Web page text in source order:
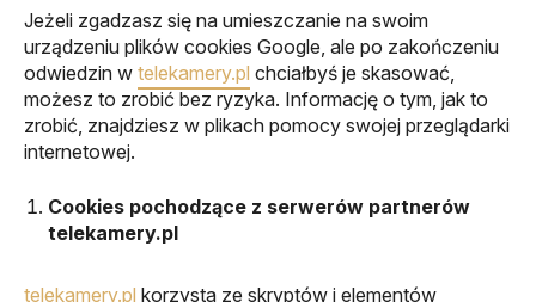
Jeżeli zgadzasz się na umieszczanie na swoim
urządzeniu plików cookies Google, ale po zakończeniu
odwiedzin w telekamery.pl chciałbyś je skasować,
możesz to zrobić bez ryzyka. Informację o tym, jak to
zrobić, znajdziesz w plikach pomocy swojej przeglądarki
internetowej.
Cookies pochodzące z serwerów partnerów
telekamery.pl
telekamery.pl korzysta ze skryptów i elementów